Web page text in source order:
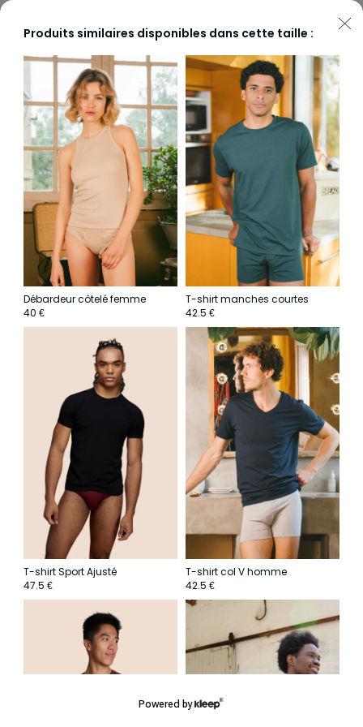
Produits similaires disponibles dans cette taille :
Débardeur côtelé femme
40 €
T-shirt manches courtes
42.5 €
T-shirt Sport Ajusté
47.5 €
T-shirt col V homme
42.5 €
Powered by